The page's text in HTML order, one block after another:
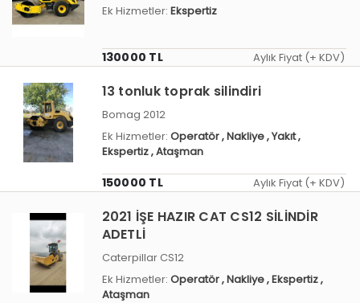
Ek Hizmetler: Ekspertiz
130000 TL Aylık Fiyat (+ KDV)
13 tonluk toprak silindiri
Bomag 2012
Ek Hizmetler: Operatör, Nakliye, Yakıt,
Ekspertiz, Ataşman
150000 TL Aylık Fiyat (+ KDV)
2021 İŞE HAZIR CAT CS12 SİLİNDİR
ADETLİ
Caterpillar CS12
Ek Hizmetler: Operatör, Nakliye, Ekspertiz,
Ataşman